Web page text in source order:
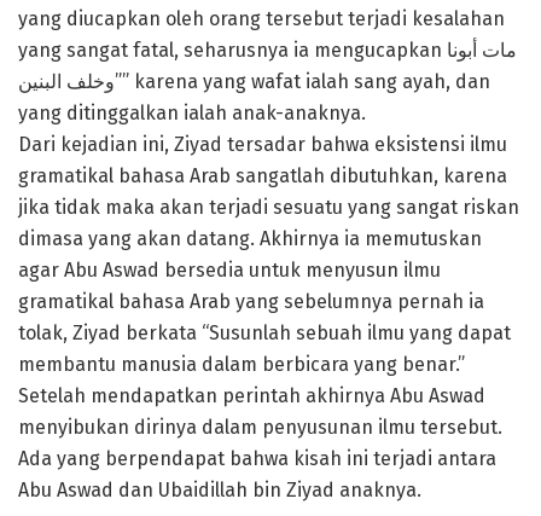
yang diucapkan oleh orang tersebut terjadi kesalahan
yang sangat fatal, seharusnya ia mengucapkan مات أبونا
وخلف البنين”” karena yang wafat ialah sang ayah, dan
yang ditinggalkan ialah anak-anaknya.
Dari kejadian ini, Ziyad tersadar bahwa eksistensi ilmu
gramatikal bahasa Arab sangatlah dibutuhkan, karena
jika tidak maka akan terjadi sesuatu yang sangat riskan
dimasa yang akan datang. Akhirnya ia memutuskan
agar Abu Aswad bersedia untuk menyusun ilmu
gramatikal bahasa Arab yang sebelumnya pernah ia
tolak, Ziyad berkata “Susunlah sebuah ilmu yang dapat
membantu manusia dalam berbicara yang benar.”
Setelah mendapatkan perintah akhirnya Abu Aswad
menyibukan dirinya dalam penyusunan ilmu tersebut.
Ada yang berpendapat bahwa kisah ini terjadi antara
Abu Aswad dan Ubaidillah bin Ziyad anaknya.